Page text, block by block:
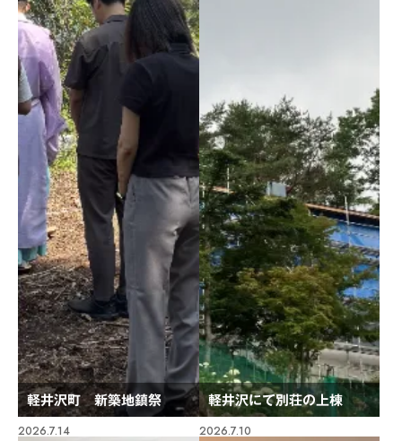
軽井沢町 新築地鎮祭 軽井沢にて別荘の上棟
2026.7.14 2026.7.10